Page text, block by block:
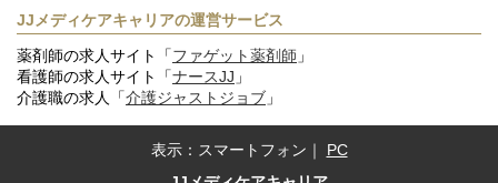
JJメディケアキャリアの運営サービス
薬剤師の求人サイト「ファゲット薬剤師 」
看護師の求人サイト「ナースJJ 」
介護職の求人「介護ジャストジョブ 」
表示： スマートフォン ｜ PC